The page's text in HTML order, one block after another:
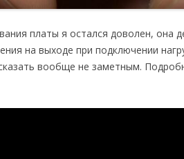
платы я остался доволен, она
на выходе при подключении
вообще не заметным.